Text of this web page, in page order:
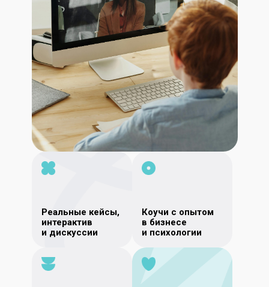
Реальные кейсы,
интерактив
и дискуссии
Коучи с опытом
в бизнесе
и психологии